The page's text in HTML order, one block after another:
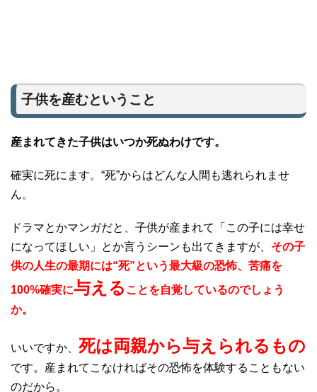
子供を産むということ
産まれてきた子供はいつか死ぬわけです。
確実に死にます。“死”からはどんな人間も逃れられませ
ん。
ドラマとかマンガだと、子供が産まれて「この子には幸せ
になってほしい」とか言うシーンも出てきますが、 その子
供の人生の最期には“死”という最大級の恐怖、苦痛を
100%確実に与える ことを自覚しているのでしょう
か。
いいですか、 死は両親から与えられるもの
です。産まれてこなければその恐怖を体験することもない
のだから。